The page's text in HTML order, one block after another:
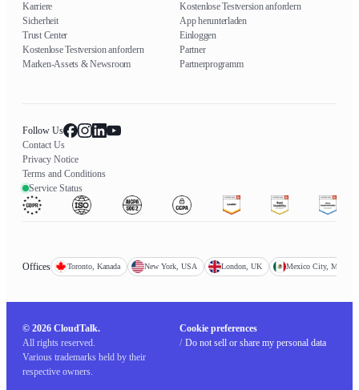
Karriere
Sicherheit
Trust Center
Kostenlose Testversion anfordern
Marken-Assets & Newsroom
Kostenlose Testversion anfordern
App herunterladen
Einloggen
Partner
Partnerprogramm
Follow Us
Contact Us
Privacy Notice
Terms and Conditions
Service Status
Offices Toronto, Kanada New York, USA London, UK Mexico City, Mexiko
© 2026 CloudTalk.
All rights reserved.
Various trademarks held by their
respective owners.
Cookie preferences
/ Do not sell or share my personal data